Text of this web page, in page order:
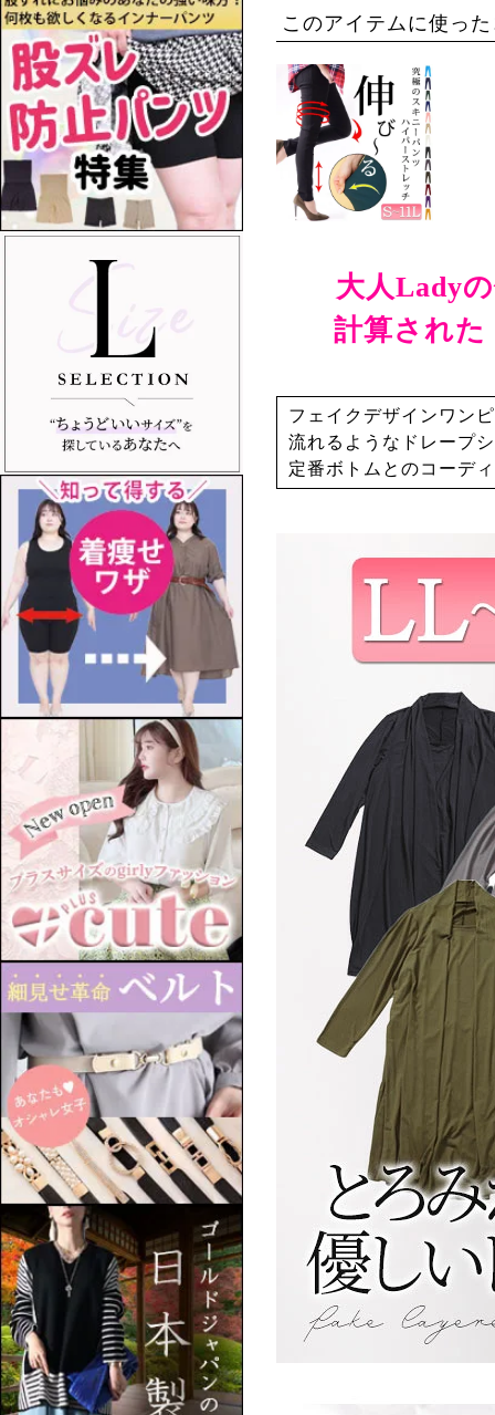
このアイテムに使っ
大人Lady
計算された
フェイクデザインワン
流れるようなドレープ
定番ボトムとのコーデ